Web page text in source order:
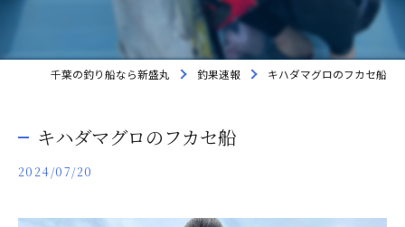
千葉の釣り船なら新盛丸 釣果速報 キハダマグロのフカセ船
キハダマグロのフカセ船
2024/07/20